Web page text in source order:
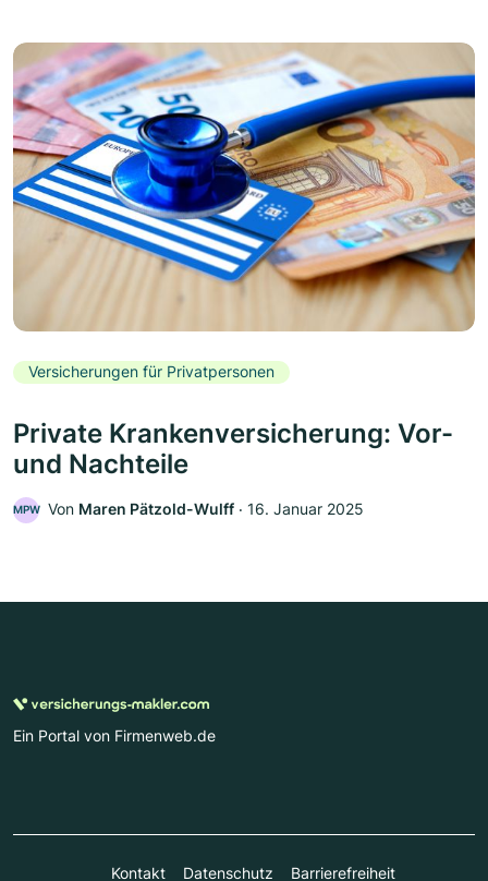
Versicherungen für Privatpersonen
Private Krankenversicherung: Vor-
und Nachteile
MPW Von Maren Pätzold-Wulff ‧ 16. Januar 2025
Ein Portal von Firmenweb.de
Kontakt Datenschutz Barrierefreiheit